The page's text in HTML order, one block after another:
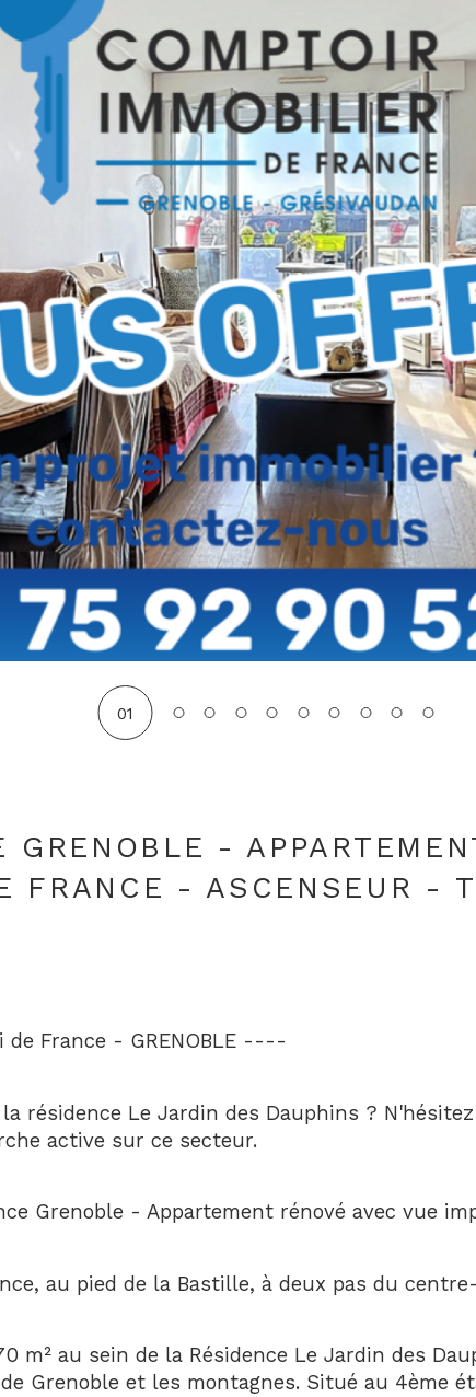
01
-
FRANCE - ASCENSEUR -
de France - GRENOBLE ----
résidence Le Jardin des Dauphins ?
active sur ce secteur.
Grenoble - Appartement rénové avec vue
au pied de la Bastille, à deux pas du
m² au sein de la Résidence Le Jardin des
Grenoble et les montagnes. Situé au 4ème